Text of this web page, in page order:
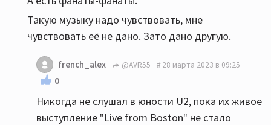
Такую музыку надо чувствовать, мне
чувствовать её не дано. Зато дано другую.
french_alex @AVR55 28 марта 2023 в 09:25
0
Никогда не слушал в юности U2, пока их живое
выступление "Live from Boston" не стало